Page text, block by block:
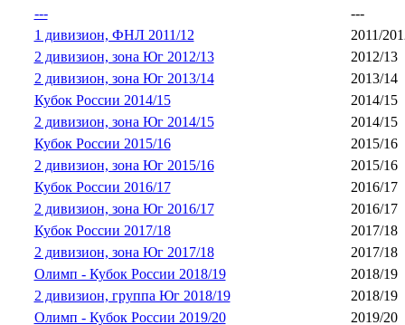
---
---
1 дивизион, ФНЛ 2011/12
2011/
2 дивизион, зона Юг 2012/13
2012/13
2 дивизион, зона Юг 2013/14
2013/14
Кубок России 2014/15
2014/15
2 дивизион, зона Юг 2014/15
2014/15
Кубок России 2015/16
2015/16
2 дивизион, зона Юг 2015/16
2015/16
Кубок России 2016/17
2016/17
2 дивизион, зона Юг 2016/17
2016/17
Кубок России 2017/18
2017/18
2 дивизион, зона Юг 2017/18
2017/18
Олимп - Кубок России 2018/19
2018/19
2 дивизион, группа Юг 2018/19
2018/19
Олимп - Кубок России 2019/20
2019/20